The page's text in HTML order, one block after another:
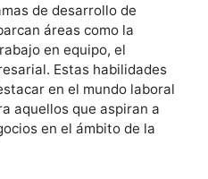
de desarrollo de
áreas como la
en equipo, el
Estas habilidades
en el mundo laboral
aquellos que aspiran a
en el ámbito de la